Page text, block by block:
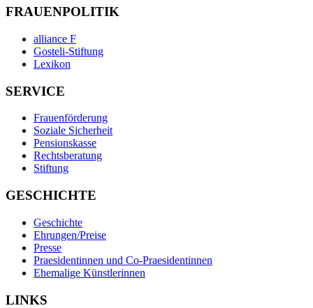
FRAUENPOLITIK
alliance F
Gosteli-Stiftung
Lexikon
SERVICE
Frauenförderung
Soziale Sicherheit
Pensionskasse
Rechtsberatung
Stiftung
GESCHICHTE
Geschichte
Ehrungen/Preise
Presse
Praesidentinnen und Co-Praesidentinnen
Ehemalige Künstlerinnen
LINKS